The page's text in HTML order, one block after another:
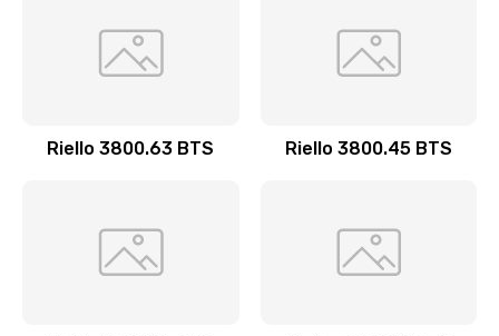
Riello 3800.63 BTS Riello 3800.45 BTS